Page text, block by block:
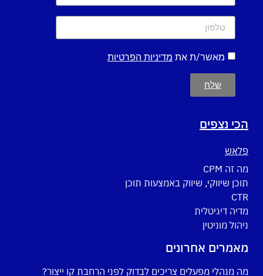
מאשר/ת את מדיניות הפרטיות
שלח
הכי נצפים
פלאש
מה זה CPM
תוכן שיווקי, שיווק באמצעות תוכן
CTR
מדיה דיגיטלית
ניהול מוניטין
מאמרים אחרונים
מה מנהלי מפעלים צריכים לבדוק לפני הרחבת קו ייצור?